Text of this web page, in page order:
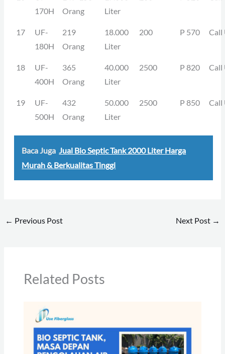
170H
Orang
Liter
17
UF-
180H
219
Orang
18.000
Liter
200 P 570 Call
18
UF-
400H
365
Orang
40.000
Liter
2500 P 820 Call
19
UF-
500H
432
Orang
50.000
Liter
2500 P 850 Call
Baca Juga Jual Bio Septic Tank 2000 Liter Harga
Murah & Berkualitas Tinggi
← Previous Post Next Post →
Related Posts